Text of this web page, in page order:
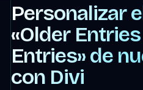
Personalizar
«Older
Entries» de
con Divi